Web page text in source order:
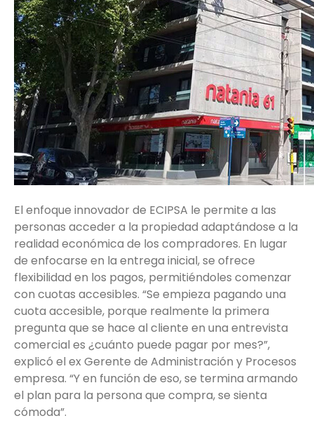
El enfoque innovador de ECIPSA le permite a las
personas acceder a la propiedad adaptándose a la
realidad económica de los compradores. En lugar
de enfocarse en la entrega inicial, se ofrece
flexibilidad en los pagos, permitiéndoles comenzar
con cuotas accesibles. “Se empieza pagando una
cuota accesible, porque realmente la primera
pregunta que se hace al cliente en una entrevista
comercial es ¿cuánto puede pagar por mes?”,
explicó el ex Gerente de Administración y Procesos
empresa. “Y en función de eso, se termina armando
el plan para la persona que compra, se sienta
cómoda”.